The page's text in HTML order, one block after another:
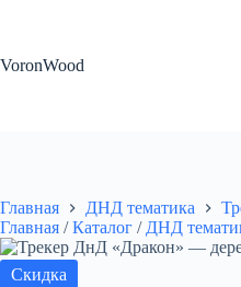
VoronWood
Главная ДНД тематика
Главная / Каталог / ДНД
Скидка